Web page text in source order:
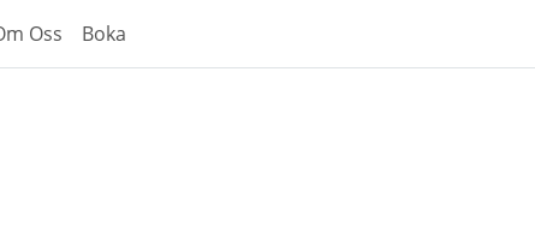
Oss Boka